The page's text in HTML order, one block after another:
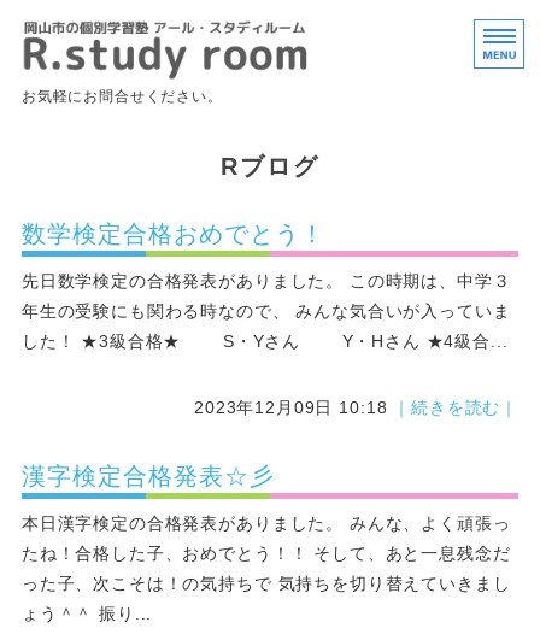
岡山市北区
お気軽にお問合せください。
よくあるご質問
お問い合わせ
Rブログ
数学検定合格おめでとう！
先日数学検定の合格発表がありました。 この時期は、中学３
年生の受験にも関わる時なので、 みんな気合いが入っていま
した！ ★3級合格★ S・Yさん Y・Hさん ★4級合...
2023年12月09日 10:18 ｜続きを読む｜
漢字検定合格発表☆彡
本日漢字検定の合格発表がありました。 みんな、よく頑張っ
たね！合格した子、おめでとう！！ そして、あと一息残念だ
った子、次こそは！の気持ちで 気持ちを切り替えていきまし
ょう＾＾ 振り...